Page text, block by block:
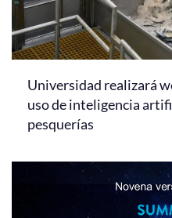
Universidad realizará
uso de inteligencia
pesquerías